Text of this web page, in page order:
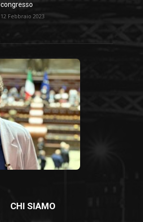
congresso
12 Febbraio 2023
CHI SIAMO